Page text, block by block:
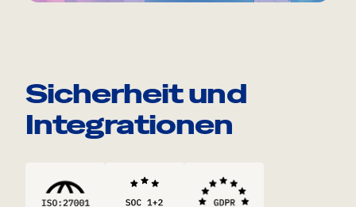
Sicherheit und
Integrationen